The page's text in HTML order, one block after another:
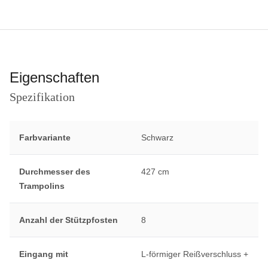
Eigenschaften
Spezifikation
Farbvariante Schwarz
Durchmesser des
Trampolins
427 cm
Anzahl der Stützpfosten 8
Eingang mit
L-förmiger Reißverschluss +